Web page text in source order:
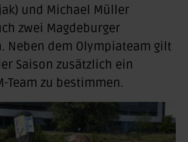
und Michael Müller
zwei Magdeburger
Neben dem Olympiateam gilt
Saison zusätzlich ein
Team zu bestimmen.